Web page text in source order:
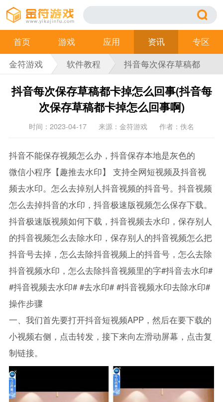
首页 游戏 应用 资讯
专区
金符游戏
软件教程
抖音每次保存草稿都
卡掉怎么回事(抖音每
次保存草稿都卡掉怎
么回事啊)
抖音每次保存草稿都卡掉怎么回事(抖音每
次保存草稿都卡掉怎么回事啊)
时间：2023-04-17 来源：金符游戏 作者：佚名
抖音不能保存视频怎么办，抖音保存本地是灰色的
微信小程序【趣推去水印】 支持全网短视频及抖音视
频去水印。怎么去掉别人抖音视频的抖音号。抖音视频
怎么去掉抖音的水印，抖音极速版视频怎么保存下载。
抖音极速版视频如何下载，抖音视频去水印，保存别人
的抖音视频怎么去除水印，保存别人的抖音视频怎么把
抖音号去掉，怎么去除抖音视频上的抖音号，怎么去除
抖音视频水印，怎么去除抖音视频里的字#抖音去水印#
#抖音视频去水印# #去水印# #抖音视频水印去除水印#
操作步骤
一、我们首先要打开抖音短视频APP，然后在要下载的
小视频右侧，点击转发，接下来向左滑动屏幕，点击复
制链接。